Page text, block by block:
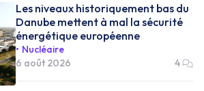
Les niveaux historiquement bas du
Danube mettent à mal la sécurité
énergétique européenne
Nucléaire
6 août 2026
4